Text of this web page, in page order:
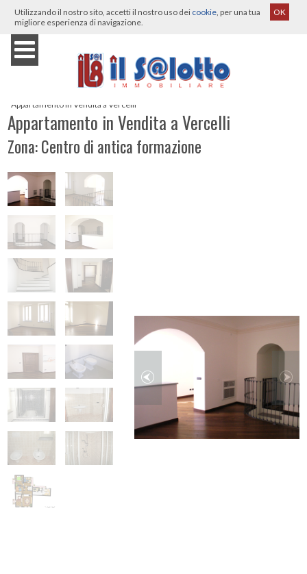
Utilizzando il nostro sito, accetti il nostro uso dei cookie, per una tua
migliore esperienza di navigazione.
OK
Immobili› Vercelli Vendita › Appartamento
›
Appartamento in Vendita a Vercelli
Appartamento in Vendita a Vercelli
Zona: Centro di antica formazione